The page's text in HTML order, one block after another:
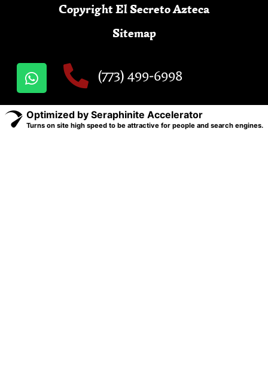
Copyright El Secreto Azteca
Sitemap
(773) 499-6998
Optimized by Seraphinite Accelerator
Turns on site high speed to be attractive for people and search engines.